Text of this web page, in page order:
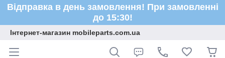
Відправка в день замовлення! При замовленні
до 15:30!
Інтернет-магазин mobileparts.com.ua